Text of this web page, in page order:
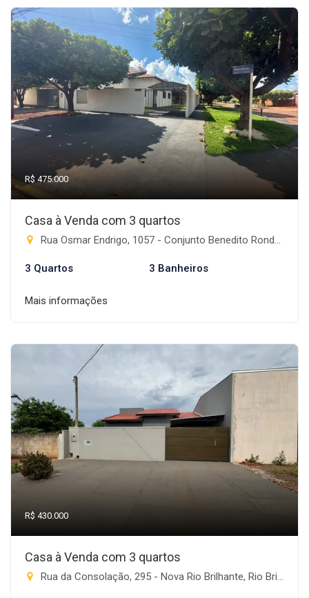
R$ 475.000
Casa à Venda com 3 quartos
Rua Osmar Endrigo, 1057 - Conjunto Benedito Rondon, Rio Brilhante-MS
3 Quartos 3 Banheiros
Mais informações
R$ 430.000
Casa à Venda com 3 quartos
Rua da Consolação, 295 - Nova Rio Brilhante, Rio Brilhante-MS